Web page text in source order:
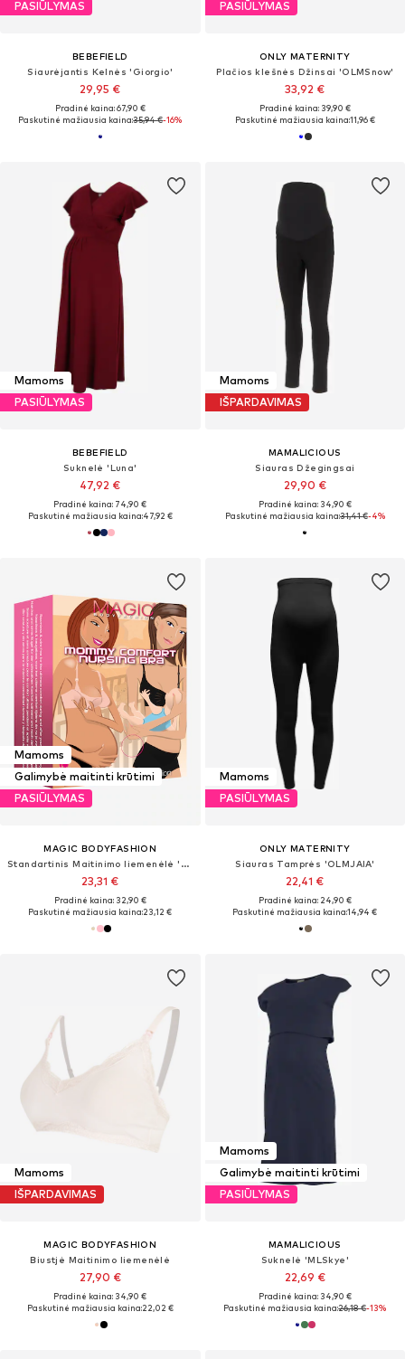
PASIŪLYMAS
BEBEFIELD
Siaurėjantis Kelnės 'Giorgio'
29,95 €
Pradinė kaina: 67,90 €
Paskutinė mažiausia kaina:35,94 €-16%
PASIŪLYMAS
ONLY MATERNITY
Plačios klešnės Džinsai 'OLMSnow'
33,92 €
Pradinė kaina: 39,90 €
Paskutinė mažiausia kaina:11,96 €
Mamoms
PASIŪLYMAS
BEBEFIELD
Suknelė 'Luna'
47,92 €
Pradinė kaina: 74,90 €
Paskutinė mažiausia kaina:47,92 €
Mamoms
IŠPARDAVIMAS
MAMALICIOUS
Siauras Džegingsai
29,90 €
Pradinė kaina: 34,90 €
Paskutinė mažiausia kaina:31,41 €-4%
Mamoms
Galimybė maitinti krūtimi
PASIŪLYMAS
MAGIC BODYFASHION
Standartinis Maitinimo liemenėlė 'Mommy Comfort'
23,31 €
Pradinė kaina: 32,90 €
Paskutinė mažiausia kaina:23,12 €
Mamoms
PASIŪLYMAS
ONLY MATERNITY
Siauras Tamprės 'OLMJAIA'
22,41 €
Pradinė kaina: 24,90 €
Paskutinė mažiausia kaina:14,94 €
Mamoms
IŠPARDAVIMAS
MAGIC BODYFASHION
Biustjė Maitinimo liemenėlė
27,90 €
Pradinė kaina: 34,90 €
Paskutinė mažiausia kaina:22,02 €
Mamoms
Galimybė maitinti krūtimi
PASIŪLYMAS
MAMALICIOUS
Suknelė 'MLSkye'
22,69 €
Pradinė kaina: 34,90 €
Paskutinė mažiausia kaina:26,18 €-13%